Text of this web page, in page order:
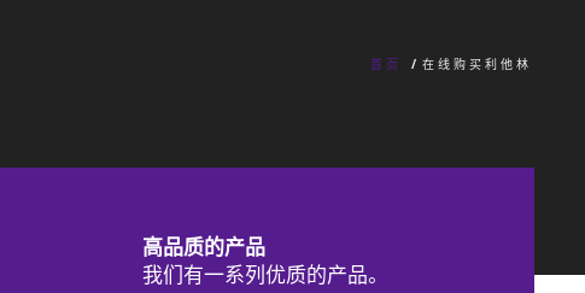
首页 / 在线购买利他林
高品质的产品
我们有一系列优质的产品。